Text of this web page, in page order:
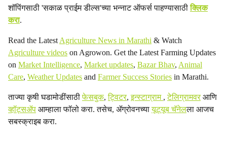
शॉपिंगसाठी 'सकाळ प्राईम डील्स'च्या भन्नाट ऑफर्स पाहण्यासाठीक्लिक
करा.
Read the Latest Agriculture News in Marathi & Watch
Agriculture videos on Agrowon. Get the Latest Farming Updates
on Market Intelligence, Market updates, Bazar Bhav, Animal
Care, Weather Updates and Farmer Success Stories in Marathi.
ताज्या कृषी घडामोडींसाठीफेसबुक,ट्विटर,इन्स्टाग्राम ,टेलिग्रामवरआणि
व्हॉट्सॲप आम्हाला फॉलो करा. तसेच, ॲग्रोवनच्यायूट्यूब चॅनेलला आजच
सबस्क्राइब करा.